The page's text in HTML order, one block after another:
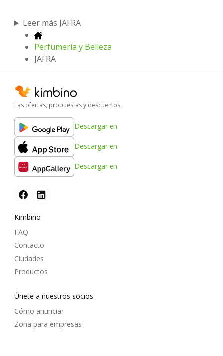
Leer más JAFRA
Perfumería y Belleza
JAFRA
Las ofertas, propuestas y descuentos
Descargar en
Descargar en
Descargar en
Kimbino
FAQ
Contacto
Ciudades
Productos
Únete a nuestros socios
Cómo anunciar
Zona para empresas